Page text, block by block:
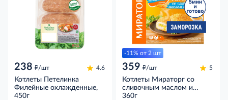
238 д/шт 4.6
Котлеты Петелинка
Филейные охлажденные,
450г
-11% от 2 шт
359 д/шт 5
Котлеты Мираторг со
сливочным маслом и
зеленью замороженные,
360г